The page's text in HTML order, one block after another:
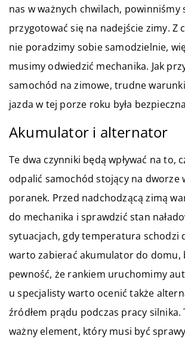
nas w ważnych chwilach, powinniśmy
przygotować się na nadejście zimy. Z
nie poradzimy sobie samodzielnie,
musimy odwiedzić mechanika. Jak
samochód na zimowe, trudne
jazda w tej porze roku była
Akumulator i alternator
Te dwa czynniki będą wpływać na to,
odpalić samochód stojący na dworze
poranek. Przed nadchodzącą zimą
do mechanika i sprawdzić stan
sytuacjach, gdy temperatura schodzi
warto zabierać akumulator do domu,
pewność, że rankiem uruchomimy
u specjalisty warto ocenić także
źródłem prądu podczas pracy silnika.
ważny element, który musi być